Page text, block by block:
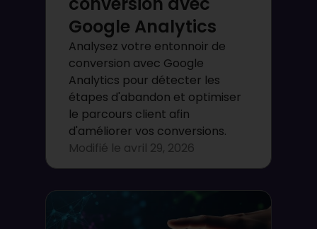
Google Analytics
Analysez votre entonnoir de
conversion avec Google
Analytics pour détecter les
étapes d'abandon et optimiser
le parcours client afin
d'améliorer vos conversions.
Modifié le avril 29, 2026